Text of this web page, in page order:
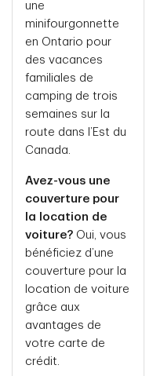
une
minifourgonnette
en Ontario pour
des vacances
familiales de
camping de trois
semaines sur la
route dans l’Est du
Canada.
Avez-vous une
couverture pour
la location de
voiture? Oui, vous
bénéficiez d’une
couverture pour la
location de voiture
grâce aux
avantages de
votre carte de
crédit.